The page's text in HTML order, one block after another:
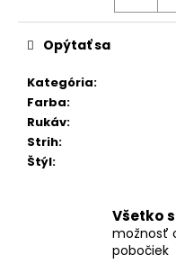
Kategória:
Farba:
Rukáv:
Strih:
Štýl:
Opýtať sa
Všetko
možnosť
pobočiek
o
ú
č
a
m
e